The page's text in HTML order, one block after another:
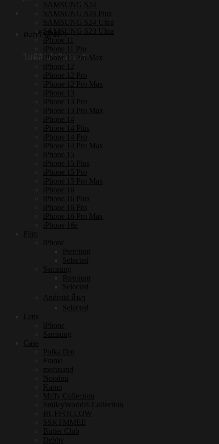
ตะกร้าสินค้า
ไม่มีสินค้าในตะกร้า
SAMSUNG S24
SAMSUNG S24 Plus
SAMSUNG S24 Ultra
SAMSUNG S23 Ultra
iPhone 11
iPhone 11 Pro
iPhone 11 Pro Max
iPhone 12
iPhone 12 Pro
iPhone 12 Pro Max
iPhone 13
iPhone 13 Pro
iPhone 13 Pro Max
iPhone 14
iPhone 14 Plus
iPhone 14 Pro
iPhone 14 Pro Max
iPhone 15
iPhone 15 Plus
iPhone 15 Pro
iPhone 15 Pro Max
iPhone 16
iPhone 16 Plus
iPhone 16 Pro
iPhone 16 Pro Max
iPhone 16e
Film
iPhone
Premium
Selected
Samsung
Premium
Selected
Android อื่นๆ
Selected
Lens
iPhone
Samsung
Case
Polka Dot
Frame
mofusand
Noodmi
Kamo
Miffy Collection
SmileyWorld® Collection
BUFFOLLOW
SSKTMMEE
Butter Club
Debby